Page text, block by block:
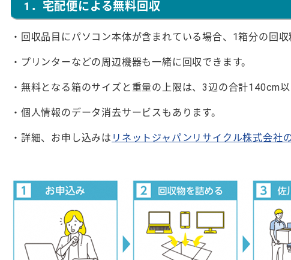
1．宅配便による無料回収
・回収品目にパソコン本体が含まれている場合、1箱分の回収
・プリンターなどの周辺機器も一緒に回収できます。
・無料となる箱のサイズと重量の上限は、3辺の合計140cm
・個人情報のデータ消去サービスもあります。
・詳細、お申し込みは リネットジャパンリサイクル株式会社